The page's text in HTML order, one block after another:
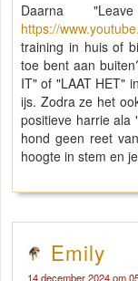
Daarna
https://
training in huis of
toe bent aan
IT" of "LAAT HET"
ijs. Zodra ze het
positieve harrie ala
hond geen reet
hoogte in stem en
Emily
14 december 2024 om